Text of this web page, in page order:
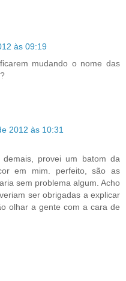
às 09:19
mudando o nome das
2012 às 10:31
provei um batom da
em mim. perfeito, são as
sem problema algum. Acho
ser obrigadas a explicar
olhar a gente com a cara de